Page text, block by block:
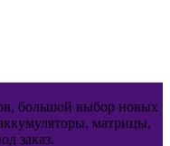
большой выбор новых
матрицы,
заказ.